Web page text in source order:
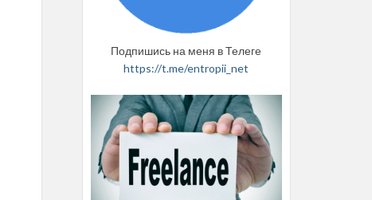
Подпишись на меня в Телеге
https://t.me/entropii_net